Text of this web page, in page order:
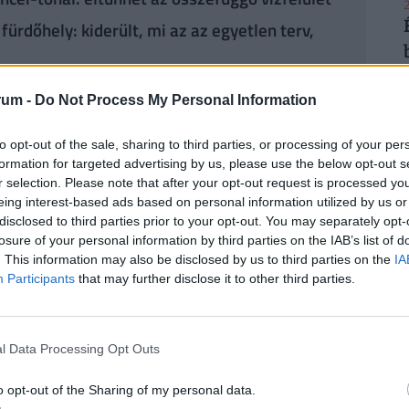
- Do Not Process My Personal Information
opt-out of the sale, sharing to third parties, or processing of your
for targeted advertising by us, please use the below opt-out
selection. Please note that after your opt-out request is processed
interest-based ads based on personal information utilized by us
to third parties prior to your opt-out. You may separately
of your personal information by third parties on the IAB’s list of
This information may also be disclosed by us to third parties on the
Participants that may further disclose it to other third parties.
Data Processing Opt Outs
opt-out of the Sharing of my personal data.
kiderült, mi az az egyetlen terv,
alacsony vízállások – a korabeli krónikák
az elmúlt évtizedben egyre gyakoribbá váltak
leereszteni a tóból, azóta szinte folyamatos a
volt már példa, ekkor a rákhegyi karsztvízbázis
a vízszintet. Mára azonban ez a megoldás a
vízhozam miatt lényegesen nehezebben
elkerülhetetlen, de a
követniük, így kizárólag